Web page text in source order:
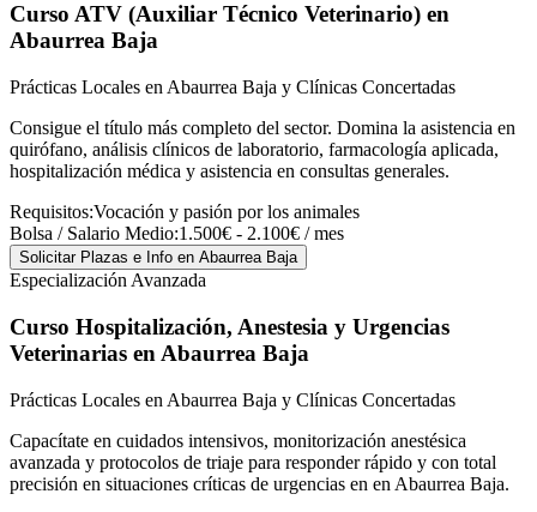
Curso ATV (Auxiliar Técnico Veterinario) en
Abaurrea Baja
Prácticas Locales en Abaurrea Baja y Clínicas Concertadas
Consigue el título más completo del sector. Domina la asistencia en
quirófano, análisis clínicos de laboratorio, farmacología aplicada,
hospitalización médica y asistencia en consultas generales.
Requisitos:Vocación y pasión por los animales
Bolsa / Salario Medio:1.500€ - 2.100€ / mes
Solicitar Plazas e Info en Abaurrea Baja
Especialización Avanzada
Curso Hospitalización, Anestesia y Urgencias
Veterinarias en Abaurrea Baja
Prácticas Locales en Abaurrea Baja y Clínicas Concertadas
Capacítate en cuidados intensivos, monitorización anestésica
avanzada y protocolos de triaje para responder rápido y con total
precisión en situaciones críticas de urgencias en en Abaurrea Baja.